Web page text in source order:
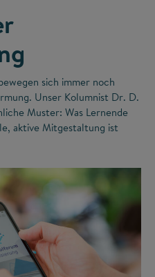
sich immer noch
Unser Kolumnist Dr. D.
Muster: Was Lernende
aktive Mitgestaltung ist